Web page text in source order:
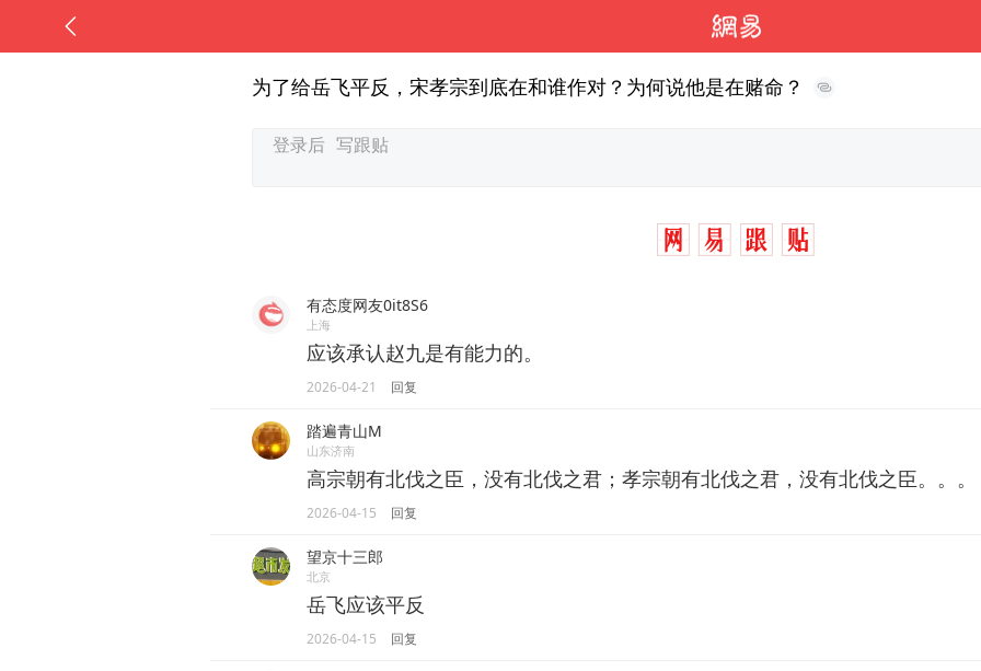
为了给岳飞平反，宋孝宗到底在和谁作对？为何说他是在赌命？
有态度网友0it8S6
上海
应该承认赵九是有能力的。
2026-04-21 回复
踏遍青山M
山东济南
高宗朝有北伐之臣，没有北伐之君；孝宗朝有北伐之君，没有北伐之臣。。。
2026-04-15 回复
望京十三郎
北京
岳飞应该平反
2026-04-15 回复